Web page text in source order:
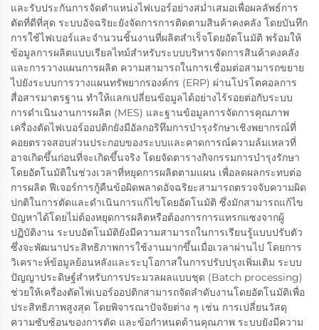
และรับประกันการจัดตำแหน่งไฟเบอร์อย่างสม่ำเสมอเพื่อผลลัพธ์การ
ตัดที่ดีที่สุด ระบบอัจฉริยะยังจัดการการติดตามสินค้าคงคลัง โดยบันทึก
การใช้ไฟเบอร์และจำนวนชิ้นงานที่ผลิตสำเร็จโดยอัตโนมัติ พร้อมให้
ข้อมูลการผลิตแบบเรียลไทม์สำหรับระบบบริหารจัดการสินค้าคงคลัง
และการวางแผนการผลิต ความสามารถในการเชื่อมต่อสามารถขยาย
ไปยังระบบการวางแผนทรัพยากรองค์กร (ERP) ผ่านโปรโตคอลการ
สื่อสารมาตรฐาน ทำให้แลกเปลี่ยนข้อมูลได้อย่างไร้รอยต่อกับระบบ
การดำเนินงานการผลิต (MES) และฐานข้อมูลการจัดการคุณภาพ
เครื่องตัดไฟเบอร์ออปติกยังมีอัลกอริทึมการบำรุงรักษาเชิงพยากรณ์ที่
คอยตรวจสอบส่วนประกอบของระบบและคาดการณ์ความล้มเหลวที่
อาจเกิดขึ้นก่อนที่จะเกิดขึ้นจริง โดยจัดตารางกิจกรรมการบำรุงรักษา
โดยอัตโนมัติในช่วงเวลาที่หยุดการผลิตตามแผน เพื่อลดผลกระทบต่อ
การผลิต ฟีเจอร์การกู้คืนข้อผิดพลาดอัจฉริยะสามารถตรวจจับความผิด
ปกติในการตัดและดำเนินการแก้ไขโดยอัตโนมัติ ซึ่งมักสามารถแก้ไข
ปัญหาได้โดยไม่ต้องหยุดการผลิตหรือต้องการการแทรกแซงจากผู้
ปฏิบัติงาน ระบบอัตโนมัติยังมีความสามารถในการเรียนรู้แบบปรับตัว
ซึ่งจะพัฒนาประสิทธิภาพการใช้งานมากขึ้นเมื่อเวลาผ่านไป โดยการ
วิเคราะห์ข้อมูลย้อนหลังและระบุโอกาสในการปรับปรุงเพิ่มเติม ระบบ
ปัญญาประดิษฐ์สำหรับการประมวลผลแบบชุด (Batch processing)
ช่วยให้เครื่องตัดไฟเบอร์ออปติกสามารถจัดลำดับงานโดยอัตโนมัติเพื่อ
ประสิทธิภาพสูงสุด โดยพิจารณาปัจจัยต่าง ๆ เช่น การเปลี่ยนวัสดุ
ความซับซ้อนของการตัด และข้อกำหนดด้านคุณภาพ ระบบยังมีความ